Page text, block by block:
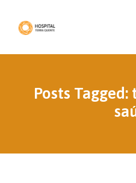
Posts